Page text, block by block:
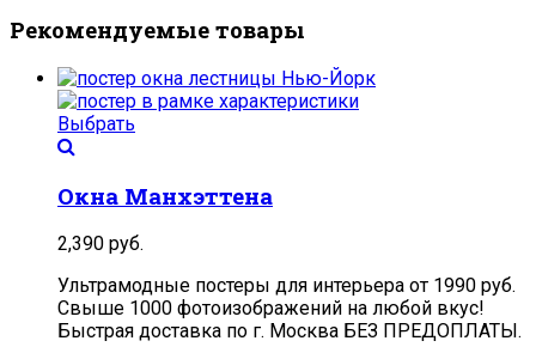
Рекомендуемые товары
Выбрать
Окна Манхэттена
2,390 руб.
Ультрамодные постеры для интерьера от 1990 руб.
Свыше 1000 фотоизображений на любой вкус!
Быстрая доставка по г. Москва БЕЗ ПРЕДОПЛАТЫ.